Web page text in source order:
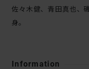
佐々木健、青田真也、
身。
Information